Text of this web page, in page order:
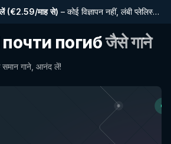
(€2.59/माह से) – कोई विज्ञापन नहीं, लंबी प्लेलिस्ट, पूर्ण इतिहास और नई सुविधाओं तक प्रारंभिक पहुंच
погибजैसे गाने
गाने, आनंद लें!